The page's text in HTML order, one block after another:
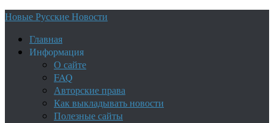
Новые Русские Новости
Главная
Информация
О сайте
FAQ
Авторские права
Как выкладывать новости
Полезные сайты